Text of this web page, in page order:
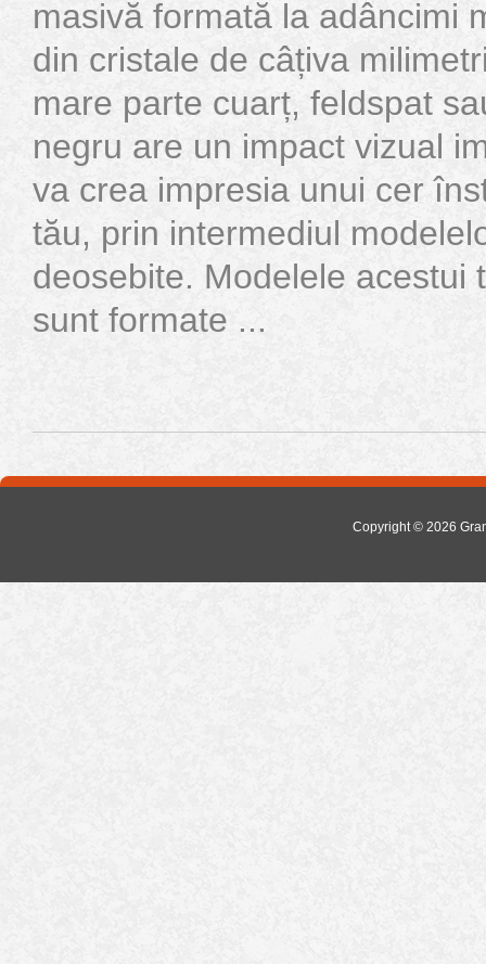
masivă formată la adâncimi
din cristale de câțiva
mare parte cuarț, feldspat
negru are un impact vizual
va crea impresia unui cer
tău, prin intermediul
deosebite. Modelele acestui
sunt formate ...
Copyright © 2026